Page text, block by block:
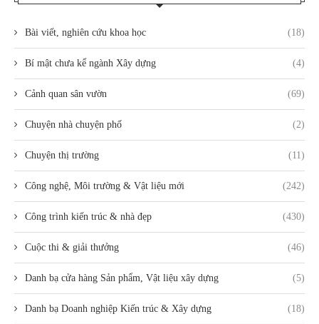
Bài viết, nghiên cứu khoa học (18)
Bí mật chưa kể ngành Xây dựng (4)
Cảnh quan sân vườn (69)
Chuyện nhà chuyện phố (2)
Chuyện thị trường (11)
Công nghệ, Môi trường & Vật liệu mới (242)
Công trình kiến trúc & nhà đẹp (430)
Cuộc thi & giải thưởng (46)
Danh bạ cửa hàng Sản phẩm, Vật liệu xây dựng (5)
Danh bạ Doanh nghiệp Kiến trúc & Xây dựng (18)